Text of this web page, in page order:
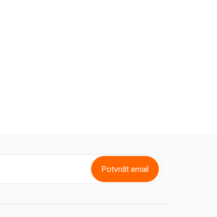
Potvrdit email